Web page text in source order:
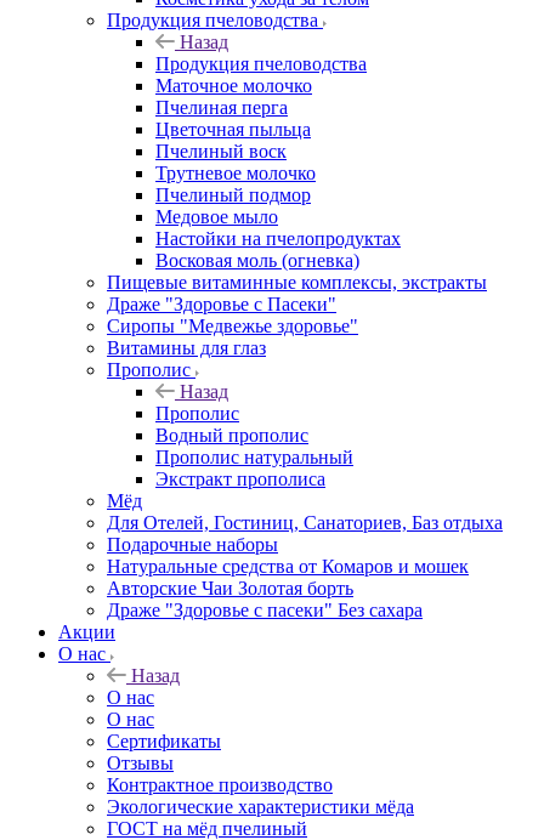
Продукция пчеловодства
Назад
Продукция пчеловодства
Маточное молочко
Пчелиная перга
Цветочная пыльца
Пчелиный воск
Трутневое молочко
Пчелиный подмор
Медовое мыло
Настойки на пчелопродуктах
Восковая моль (огневка)
Пищевые витаминные комплексы, экстракты
Драже "Здоровье с Пасеки"
Сиропы "Медвежье здоровье"
Витамины для глаз
Прополис
Назад
Прополис
Водный прополис
Прополис натуральный
Экстракт прополиса
Мёд
Для Отелей, Гостиниц, Санаториев, Баз отдыха
Подарочные наборы
Натуральные средства от Комаров и мошек
Авторские Чаи Золотая борть
Драже "Здоровье с пасеки" Без сахара
Акции
О нас
Назад
О нас
О нас
Сертификаты
Отзывы
Контрактное производство
Экологические характеристики мёда
ГОСТ на мёд пчелиный